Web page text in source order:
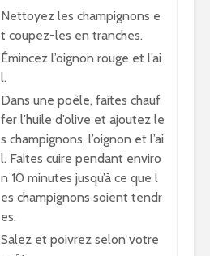
Nettoyez les champignons e
t coupez-les en tranches.
Émincez l’oignon rouge et l’ai
l.
Dans une poêle, faites chauf
fer l’huile d’olive et ajoutez le
s champignons, l’oignon et l’ai
l. Faites cuire pendant enviro
n 10 minutes jusqu’à ce que l
es champignons soient tendr
es.
Salez et poivrez selon votre